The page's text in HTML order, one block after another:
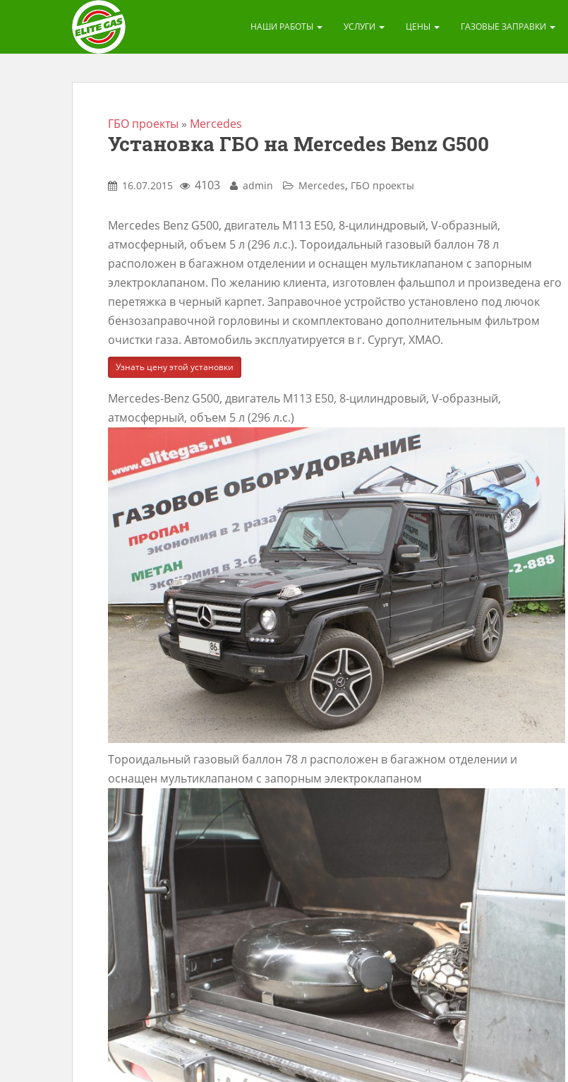
НАШИ РАБОТЫ УСЛУГИ ЦЕНЫ ГАЗОВЫЕ ЗАПРАВКИ
ГБО проекты » Mercedes
Установка ГБО на Mercedes Benz G500
16.07.2015 4103 admin Mercedes, ГБО проекты
Mercedes Benz G500, двигатель M113 E50, 8-цилиндровый, V-образный,
атмосферный, объем 5 л (296 л.с.). Тороидальный газовый баллон 78 л
расположен в багажном отделении и оснащен мультиклапаном с запорным
электроклапаном. По желанию клиента, изготовлен фальшпол и произведена его
перетяжка в черный карпет. Заправочное устройство установлено под лючок
бензозаправочной горловины и скомплектовано дополнительным фильтром
очистки газа. Автомобиль эксплуатируется в г. Сургут, ХМАО.
Узнать цену этой установки
Mercedes-Benz G500, двигатель M113 E50, 8-цилиндровый, V-образный,
атмосферный, объем 5 л (296 л.с.)
Тороидальный газовый баллон 78 л расположен в багажном отделении и
оснащен мультиклапаном с запорным электроклапаном